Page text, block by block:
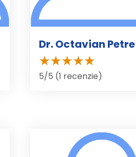
Dr. Octavian Petre
5/5 (1 recenzie)